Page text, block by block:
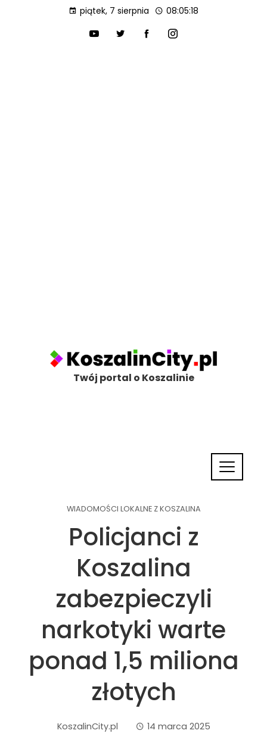
piątek, 7 sierpnia 08:05:19
Twój portal o Koszalinie
WIADOMOŚCI LOKALNE Z KOSZALINA
Policjanci z
Koszalina
zabezpieczyli
narkotyki warte
ponad 1,5 miliona
złotych
KoszalinCity.pl 14 marca 2025